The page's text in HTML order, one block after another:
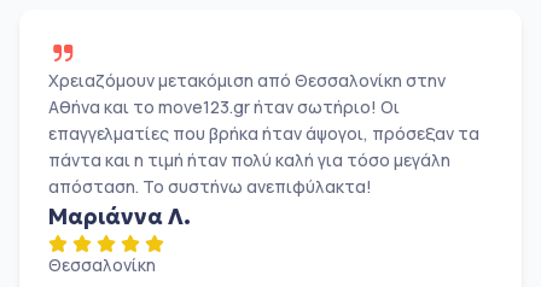
Χρειαζόμουν μετακόμιση από Θεσσαλονίκη στην
Αθήνα και το move123.gr ήταν σωτήριο! Οι
επαγγελματίες που βρήκα ήταν άψογοι, πρόσεξαν τα
πάντα και η τιμή ήταν πολύ καλή για τόσο μεγάλη
απόσταση. Το συστήνω ανεπιφύλακτα!
Μαριάννα Λ.
Θεσσαλονίκη